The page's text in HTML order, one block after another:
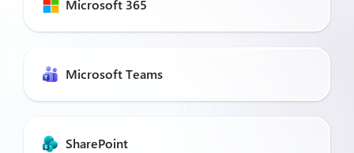
Microsoft 365
Microsoft Teams
SharePoint